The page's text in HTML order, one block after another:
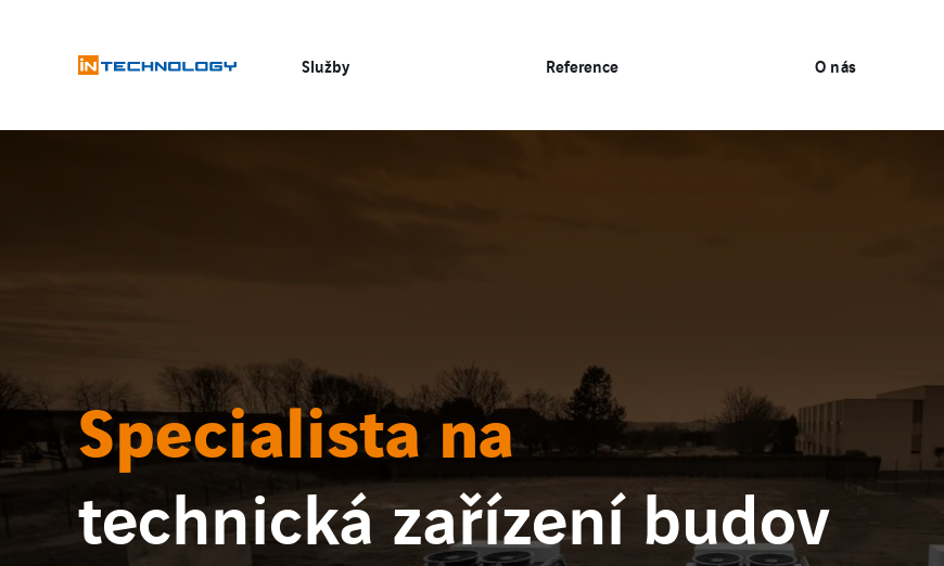
Služby Reference O nás
Specialista na
technická zařízení budov